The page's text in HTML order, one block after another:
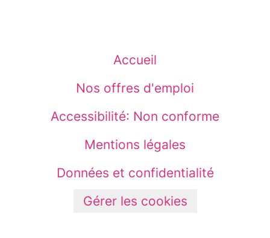
Accueil
Nos offres d'emploi
Accessibilité: Non conforme
Mentions légales
Données et confidentialité
Gérer les cookies